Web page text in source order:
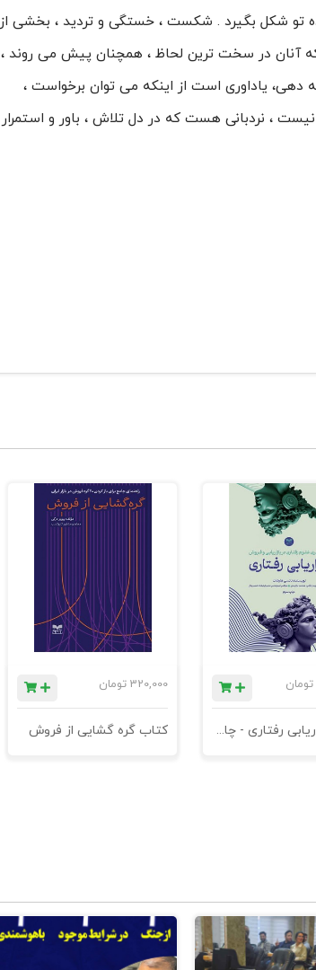
تو شکل بگیرد . شکست ، خستگی و تردید ، بخشی از
آنان در سخت ترین لحاظ ، همچنان پیش می روند ،
یاداوری است از اینکه می توان برخواست ،
، نردبانی هست که در دل تلاش ، باور و استمرار
تومان
کتاب بازاریابی رفتاری - چاپ سوم
320,000 تومان
کتاب گره گشایی از فروش